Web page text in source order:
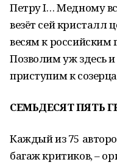
Петру I… Медному
везёт сей кристалл
весям к
Позволим уж здесь
приступим к
СЕМЬДЕСЯТ ПЯТЬ
Каждый из 75
багаж критиков, –